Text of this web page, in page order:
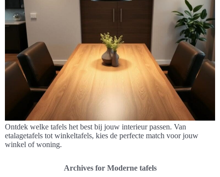
Ontdek welke tafels het best bij jouw interieur passen. Van
etalagetafels tot winkeltafels, kies de perfecte match voor jouw
winkel of woning.
Archives for Moderne tafels